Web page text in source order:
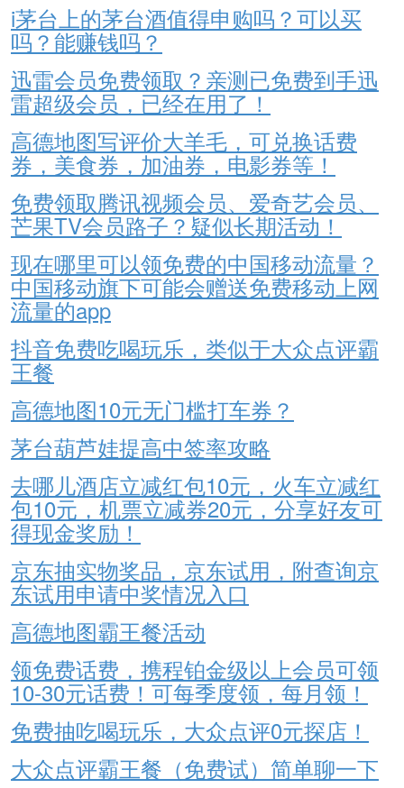
i茅台上的茅台酒值得申购吗？可以买
吗？能赚钱吗？
迅雷会员免费领取？亲测已免费到手迅
雷超级会员，已经在用了！
高德地图写评价大羊毛，可兑换话费
券，美食券，加油券，电影券等！
免费领取腾讯视频会员、爱奇艺会员、
芒果TV会员路子？疑似长期活动！
现在哪里可以领免费的中国移动流量？
中国移动旗下可能会赠送免费移动上网
流量的app
抖音免费吃喝玩乐，类似于大众点评霸
王餐
高德地图10元无门槛打车券？
茅台葫芦娃提高中签率攻略
去哪儿酒店立减红包10元，火车立减红
包10元，机票立减券20元，分享好友可
得现金奖励！
京东抽实物奖品，京东试用，附查询京
东试用申请中奖情况入口
高德地图霸王餐活动
领免费话费，携程铂金级以上会员可领
10-30元话费！可每季度领，每月领！
免费抽吃喝玩乐，大众点评0元探店！
大众点评霸王餐（免费试）简单聊一下